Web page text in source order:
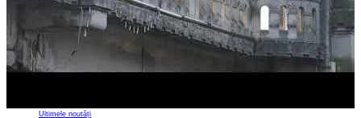
Ultimele noutăți